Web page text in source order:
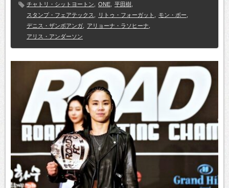
チャトリ・シットヨートン
ONE 平田樹
スタンプ・フェアテックス
リトゥ・フォーガット モン・ボー
デニス・ザンボアンガ
アリョーナ・ラソヒーナ
アリス・アンダーソン